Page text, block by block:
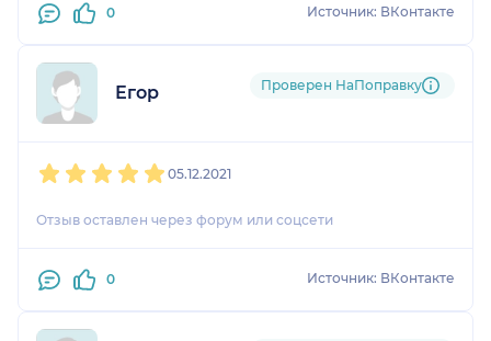
0 Источник: ВКонтакте
Егор Проверен НаПоправку
05.12.2021
Отзыв оставлен через форум или соцсети
0 Источник: ВКонтакте